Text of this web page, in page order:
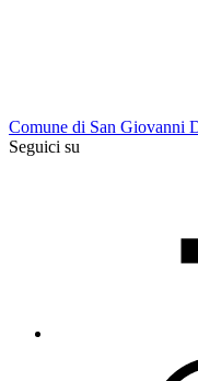
Comune di San Giovanni
Seguici su